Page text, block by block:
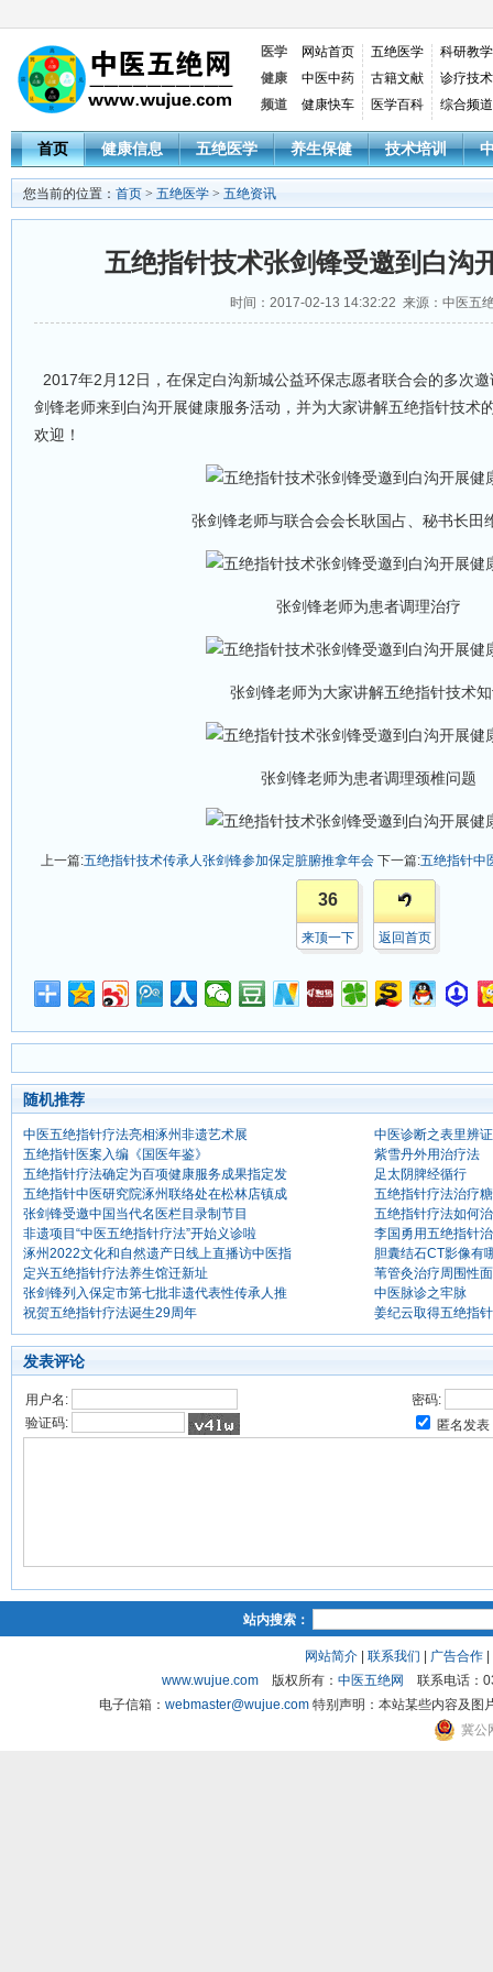
医学 网站首页 五绝医学
科研教学
健康
中医中药 古籍文献
诊疗技术
频道
健康快车 医学百科 综合频道
首页 健康信息 五绝医学 养生保健 技术培训
您当前的位置： 首页 > 五绝医学 > 五绝资讯
五绝指针技术张剑锋受邀到白沟
时间：2017-02-13 14:32:22 来源：中医五
2017年2月12日，在保定白沟新城公益环保志愿者联合会的多次
剑锋老师来到白沟开展健康服务活动，并为大家讲解五绝指针技术
欢迎！
张剑锋老师与联合会会长耿国占、秘书长田
张剑锋老师为患者调理治疗
张剑锋老师为大家讲解五绝指针技术
张剑锋老师为患者调理颈椎问题
上一篇:五绝指针技术传承人张剑锋参加保定脏腑推拿年会 下一篇:五绝指针中
36
来顶一下 返回首页
随机推荐
中医五绝指针疗法亮相涿州非遗艺术展
五绝指针医案入编《国医年鉴》
五绝指针疗法确定为百项健康服务成果指定发
五绝指针中医研究院涿州联络处在松林店镇成
张剑锋受邀中国当代名医栏目录制节目
非遗项目“中医五绝指针疗法”开始义诊啦
涿州2022文化和自然遗产日线上直播访中医指
定兴五绝指针疗法养生馆迁新址
张剑锋列入保定市第七批非遗代表性传承人推
祝贺五绝指针疗法诞生29周年
中医诊断之表里辨证
紫雪丹外用治疗法
足太阴脾经循行
五绝指针疗法治疗
五绝指针疗法如何
李国勇用五绝指针
胆囊结石CT影像有
苇管灸治疗周围性
中医脉诊之牢脉
姜纪云取得五绝指
发表评论
用户名:
密码:
验证码:
匿名发表
站内搜索：
网站简介 联系我们 广告合作
www.wujue.com版权所有： 中医五绝网
联系电话：
电子信箱： webmaster@wujue.com特别声明：本站某些内容及图
冀公